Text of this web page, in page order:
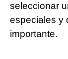
seleccionar
especiales y
importante.